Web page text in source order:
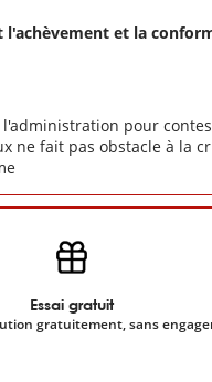
l'achèvement et la
pour
ne fait pas obstacle à la
Essai gratuit
gratuitement, sans